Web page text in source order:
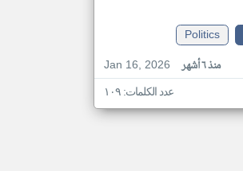
Politics
Jan 16, 2026
منذ ٦ أشهر
عدد الكلمات: ١٠٩